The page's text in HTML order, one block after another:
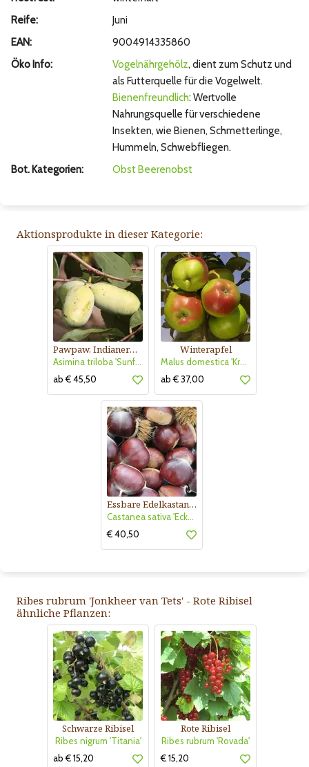
Reife:
Juni
EAN:
9004914335860
Öko Info:
Vogelnährgehölz, dient zum Schutz und
als Futterquelle für die Vogelwelt.
Bienenfreundlich: Wertvolle
Nahrungsquelle für verschiedene
Insekten, wie Bienen, Schmetterlinge,
Hummeln, Schwebfliegen.
Bot. Kategorien:
Obst Beerenobst
Aktionsprodukte in dieser Kategorie:
Pawpaw, Indianerbanane
Asimina triloba 'Sunflower'
ab € 45,50
Winterapfel
Malus domestica 'Kronprinz Rudolf'
ab € 37,00
Essbare Edelkastanie, Maroni
Castanea sativa 'Ecker 1'
€ 40,50
Ribes rubrum 'Jonkheer van Tets' - Rote Ribisel
ähnliche Pflanzen:
Schwarze Ribisel
Ribes nigrum 'Titania'
ab € 15,20
Rote Ribisel
Ribes rubrum 'Rovada'
€ 15,20